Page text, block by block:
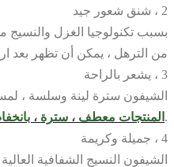
2 ، شنق شعور جيد
بسبب تكنولوجيا الغزل
من الترهل ، يمكن أن تظهر بعد
3 ، يشعر بالراحة
الشيفون سترة لينة وسلسة ،
. المنتجات معطف ، سترة ،
4 ، جميلة وكريمة
الشيفون النسيج الشفافية